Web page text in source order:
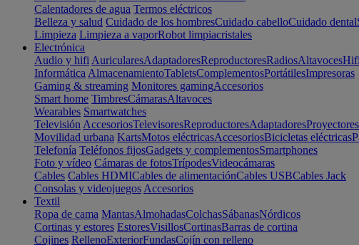
Calentadores de agua Termos eléctricos
Belleza y salud Cuidado de los hombresCuidado cabelloCuidado dental
Limpieza Limpieza a vaporRobot limpiacristales
Electrónica
Audio y hifi AuricularesAdaptadoresReproductoresRadiosAltavocesHifi
Informática AlmacenamientoTabletsComplementosPortátilesImpresoras
Gaming & streaming Monitores gamingAccesorios
Smart home TimbresCámarasAltavoces
Wearables Smartwatches
Televisión AccesoriosTelevisoresReproductoresAdaptadoresProyectores
Movilidad urbana KartsMotos eléctricasAccesoriosBicicletas eléctricas
Telefonía Teléfonos fijosGadgets y complementosSmartphones
Foto y vídeo Cámaras de fotosTrípodesVideocámaras
Cables Cables HDMICables de alimentaciónCables USBCables Jack
Consolas y videojuegos Accesorios
Textil
Ropa de cama MantasAlmohadasColchasSábanasNórdicos
Cortinas y estores EstoresVisillosCortinasBarras de cortina
Cojines RellenoExteriorFundasCojín con relleno